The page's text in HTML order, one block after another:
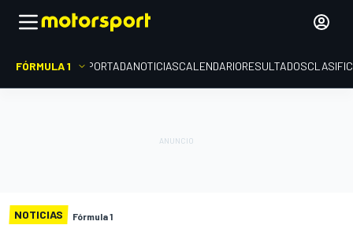
FÓRMULA 1 PORTADANOTICIASCALENDARIORESULTADOS
NOTICIAS Fórmula 1